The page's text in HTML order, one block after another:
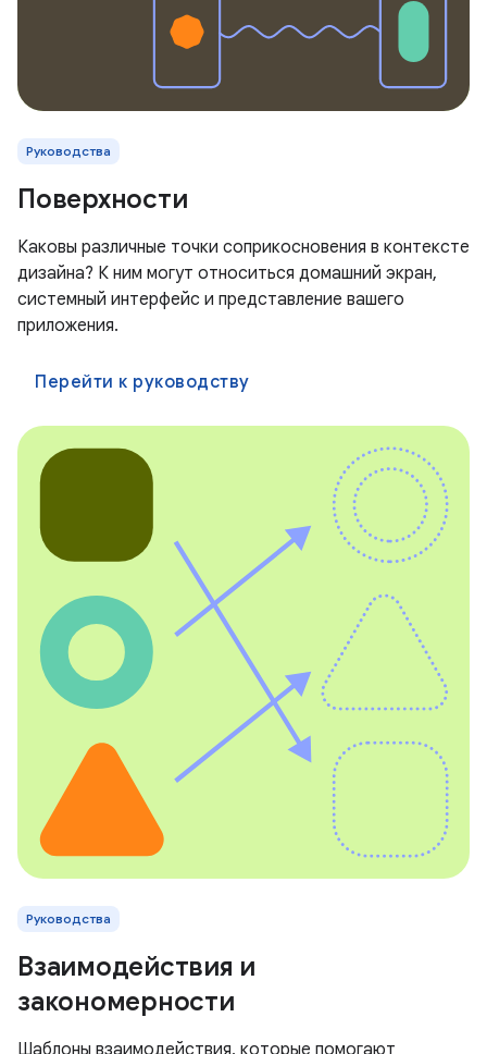
Руководства
Поверхности
Каковы различные точки соприкосновения в контексте
дизайна? К ним могут относиться домашний экран,
системный интерфейс и представление вашего
приложения.
Перейти к руководству
Руководства
Взаимодействия и
закономерности
Шаблоны взаимодействия, которые помогают